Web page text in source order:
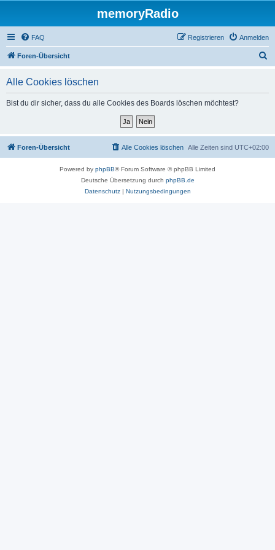
memoryRadio
FAQ Anmelden
Registrieren
Foren-Übersicht
Alle Cookies löschen
Bist du dir sicher, dass du alle Cookies des Boards löschen möchtest?
Foren-Übersicht Alle Zeiten sind UTC+02:00
Alle Cookies löschen
Powered by phpBB® Forum Software © phpBB Limited
Deutsche Übersetzung durch phpBB.de
Datenschutz| Nutzungsbedingungen